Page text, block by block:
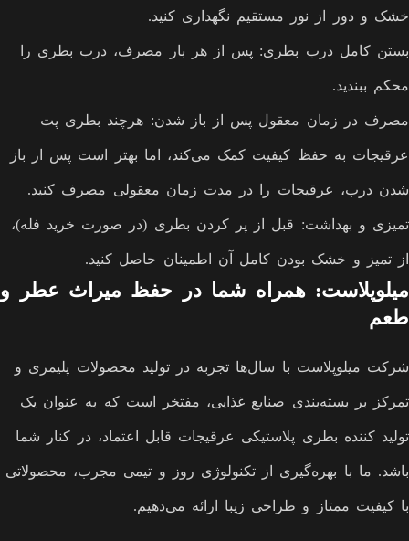
خشک و دور از نور مستقیم نگهداری کنید.
بستن کامل درب بطری: پس از هر بار مصرف، درب بطری را
محکم ببندید.
مصرف در زمان معقول پس از باز شدن: هرچند بطری پت
عرقیجات به حفظ کیفیت کمک می‌کند، اما بهتر است پس از باز
شدن درب، عرقیجات را در مدت زمان معقولی مصرف کنید.
تمیزی و بهداشت: قبل از پر کردن بطری (در صورت خرید فله)،
از تمیز و خشک بودن کامل آن اطمینان حاصل کنید.
میلوپلاست: همراه شما در حفظ میراث عطر و
طعم
شرکت میلوپلاست با سال‌ها تجربه در تولید محصولات پلیمری و
تمرکز بر بسته‌بندی صنایع غذایی، مفتخر است که به عنوان یک
تولید کننده بطری پلاستیکی عرقیجات قابل اعتماد، در کنار شما
باشد. ما با بهره‌گیری از تکنولوژی روز و تیمی مجرب، محصولاتی
با کیفیت ممتاز و طراحی زیبا ارائه می‌دهیم.